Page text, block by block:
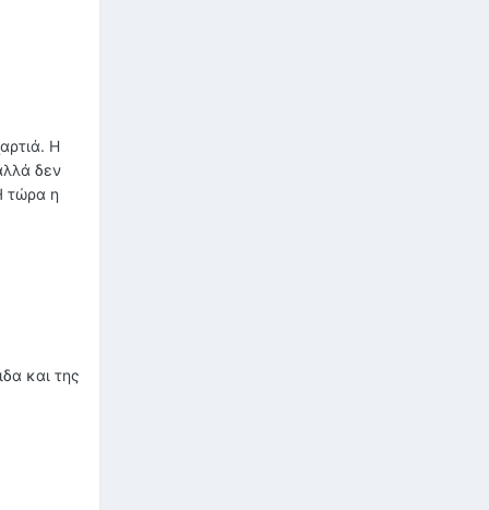
Η
δεν
τώρα η
και της